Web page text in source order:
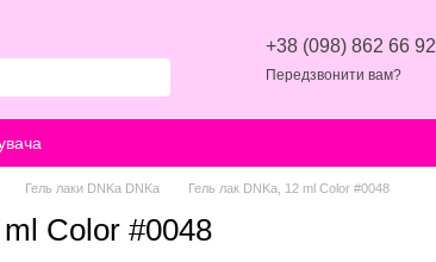
+38 (098) 862 66 92
Передзвонити вам?
Гель лаки DNKa DNKa Гель лак DNKa, 12 ml Color #0048
Color #0048